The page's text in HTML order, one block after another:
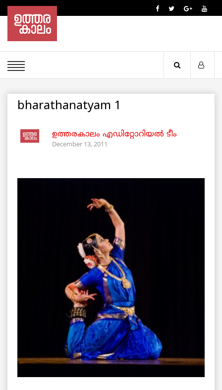
bharathanatyam 1
ഉത്തരകാലം എഡിറ്റോറിയല്‍ ടീം
December 13, 2011